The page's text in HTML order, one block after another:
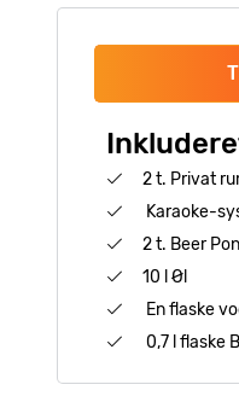
2 t. Privat
Karaoke-
2 t. Beer
10 l Øl
En flaske
0,7 l flaske